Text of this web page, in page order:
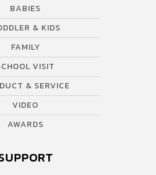
BABIES
& KIDS
FAMILY
VISIT
& SERVICE
VIDEO
AWARDS